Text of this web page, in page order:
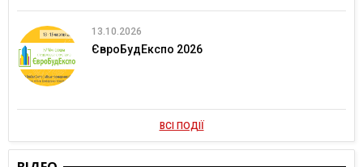
13.10.2026
ЄвроБудЕкспо 2026
ВСІ ПОДІЇ